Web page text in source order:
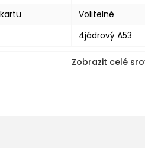
Volitelné
4jádrový A53
Zobrazit celé